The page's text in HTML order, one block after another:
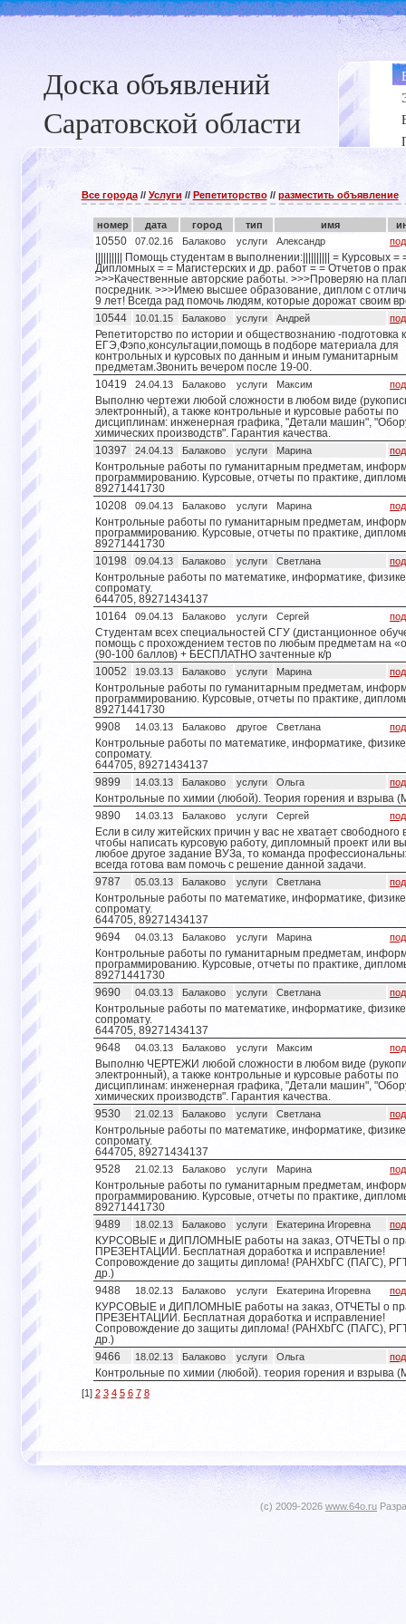
Доска объявлений
Саратовской области
Все города// Услуги // Репетиторство// разместить объявление
номер дата город тип имя
10550
07.02.16 Балаково услуги Александр
|||||||||| Помощь студентам в выполнении:|||||||||| = Курсовых =
Дипломных = = Магистерских и др. работ = = Отчетов о
>>>Качественные авторские работы. >>>Проверяю на
посредник. >>>Имею высшее образование, диплом с
9 лет! Всегда рад помочь людям, которые дорожат своим
10544
10.01.15 Балаково услуги Андрей
Репетиторство по истории и обществознанию -подготовка
ЕГЭ,Фэпо,консультации,помощь в подборе материала для
контрольных и курсовых по данным и иным гуманитарным
предметам.Звонить вечером после 19-00.
10419
24.04.13 Балаково услуги Максим
Выполню чертежи любой сложности в любом виде
электронный), а также контрольные и курсовые работы по
дисциплинам: инженерная графика, "Детали машин",
химических производств". Гарантия качества.
10397
24.04.13 Балаково услуги Марина
Контрольные работы по гуманитарным предметам,
программированию. Курсовые, отчеты по практике,
89271441730
10208
09.04.13 Балаково услуги Марина
Контрольные работы по гуманитарным предметам,
программированию. Курсовые, отчеты по практике,
89271441730
10198
09.04.13 Балаково услуги Светлана
Контрольные работы по математике, информатике,
сопромату.
644705, 89271434137
10164
09.04.13 Балаково услуги Сергей
Студентам всех специальностей СГУ (дистанционное
помощь с прохождением тестов по любым предметам на
(90-100 баллов) + БЕСПЛАТНО зачтенные к/р
10052
19.03.13 Балаково услуги Марина
Контрольные работы по гуманитарным предметам,
программированию. Курсовые, отчеты по практике,
89271441730
9908
14.03.13 Балаково другое Светлана
Контрольные работы по математике, информатике,
сопромату.
644705, 89271434137
9899
14.03.13 Балаково услуги Ольга
Контрольные по химии (любой). Теория горения и взрыва
9890
14.03.13 Балаково услуги Сергей
Если в силу житейских причин у вас не хватает свободного
чтобы написать курсовую работу, дипломный проект или
любое другое задание ВУЗа, то команда
всегда готова вам помочь с решение данной задачи.
9787
05.03.13 Балаково услуги Светлана
Контрольные работы по математике, информатике,
сопромату.
644705, 89271434137
9694
04.03.13 Балаково услуги Марина
Контрольные работы по гуманитарным предметам,
программированию. Курсовые, отчеты по практике,
89271441730
9690
04.03.13 Балаково услуги Светлана
Контрольные работы по математике, информатике,
сопромату.
644705, 89271434137
9648
04.03.13 Балаково услуги Максим
Выполню ЧЕРТЕЖИ любой сложности в любом виде
электронный), а также контрольные и курсовые работы по
дисциплинам: инженерная графика, "Детали машин",
химических производств". Гарантия качества.
9530
21.02.13 Балаково услуги Светлана
Контрольные работы по математике, информатике,
сопромату.
644705, 89271434137
9528
21.02.13 Балаково услуги Марина
Контрольные работы по гуманитарным предметам,
программированию. Курсовые, отчеты по практике,
89271441730
9489
18.02.13 Балаково услуги Екатерина Игоревна
КУРСОВЫЕ и ДИПЛОМНЫЕ работы на заказ, ОТЧЕТЫ о
ПРЕЗЕНТАЦИИ. Бесплатная доработка и исправление!
Сопровождение до защиты диплома! (РАНХbГС (ПАГС),
др.)
9488
18.02.13 Балаково услуги Екатерина Игоревна
КУРСОВЫЕ и ДИПЛОМНЫЕ работы на заказ, ОТЧЕТЫ о
ПРЕЗЕНТАЦИИ. Бесплатная доработка и исправление!
Сопровождение до защиты диплома! (РАНХbГС (ПАГС),
др.)
9466
18.02.13 Балаково услуги Ольга
Контрольные по химии (любой). теория горения и взрыва
[1] 2 3 4 5 6 7 8
(c) 2009-2026 www.64o.ru